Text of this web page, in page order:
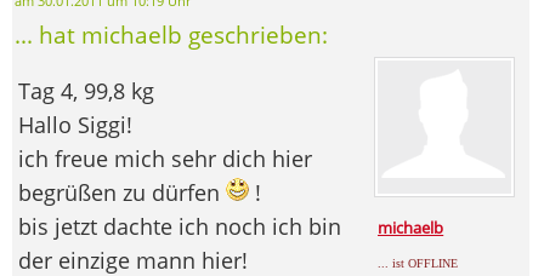
... hat michaelb geschrieben:
michaelb
... ist OFFLINE
Tag 4, 99,8 kg
Hallo Siggi!
ich freue mich sehr dich hier
begrüßen zu dürfen
!
bis jetzt dachte ich noch ich bin
der einzige mann hier!